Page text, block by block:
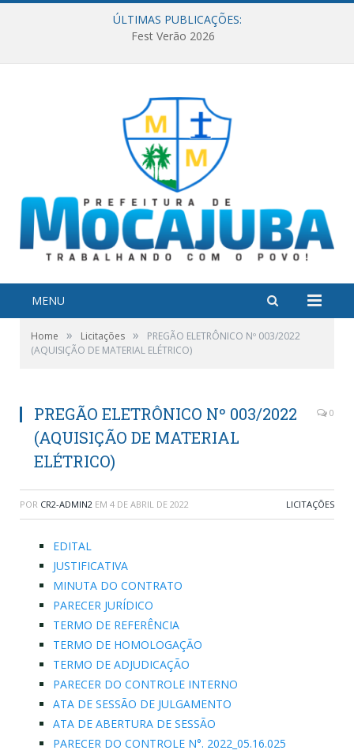
ÚLTIMAS PUBLICAÇÕES:
Fest Verão 2026
MENU
Home » Licitações »
PREGÃO ELETRÔNICO Nº 003/2022
(AQUISIÇÃO DE MATERIAL ELÉTRICO)
PREGÃO ELETRÔNICO Nº 003/2022
(AQUISIÇÃO DE MATERIAL
ELÉTRICO)
0
POR CR2-ADMIN2 EM 4 DE ABRIL DE 2022 LICITAÇÕES
EDITAL
JUSTIFICATIVA
MINUTA DO CONTRATO
PARECER JURÍDICO
TERMO DE REFERÊNCIA
TERMO DE HOMOLOGAÇÃO
TERMO DE ADJUDICAÇÃO
PARECER DO CONTROLE INTERNO
ATA DE SESSÃO DE JULGAMENTO
ATA DE ABERTURA DE SESSÃO
PARECER DO CONTROLE N°. 2022_05.16.025